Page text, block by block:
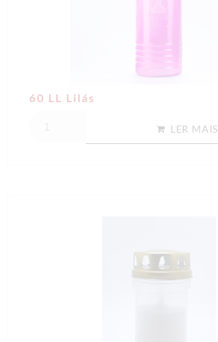
60 LL Lilás
LER MAIS